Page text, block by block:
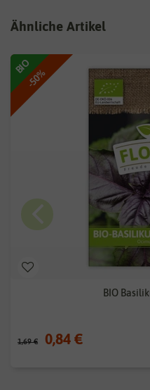
Ähnliche Artikel
-50%
BIO
BIO
1,69 € 0,84 €